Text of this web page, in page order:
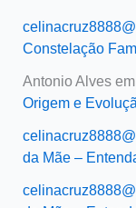
Constelação
Antonio Alvesem
Origem e
da Mãe –